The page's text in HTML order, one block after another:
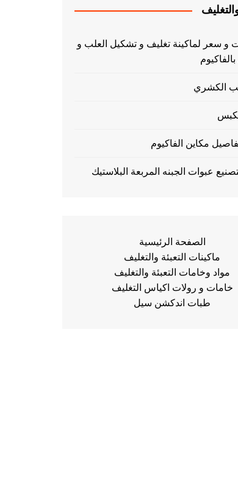
والتغليف
و سعر لماكينة تغليف و تشكيل العلب و
الكشري
مكاين الفاكيوم
عبوات الجبنه المربعة البلاستيك
الصفحة الرئيسية
ماكينات التعبئة والتغليف
مواد وخامات التعبئة والتغليف
خامات و رولات اكياس التغليف
طبات اندكشن سيل